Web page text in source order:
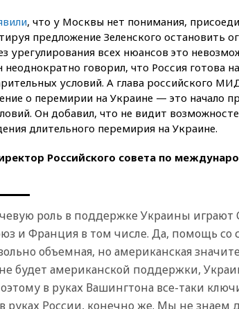
, что у Москвы нет понимания,
предложение Зеленского остановить
урегулирования всех нюансов это
говорил, что Россия готова
условий. А глава российского
о перемирии на Украине — это начало
Он добавил, что не видит
длительного перемирия на Украине.
Российского совета по
роль в поддержке Украины играют
и Франция в том числе. Да, помощь со
объемная, но американская
будет американской поддержки,
в руках Вашингтона все-таки
руках России, конечно же. Мы не знаем